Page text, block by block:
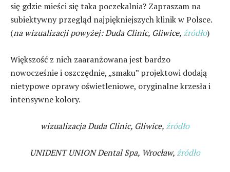
się gdzie mieści się taka poczekalnia? Zapraszam na
subiektywny przegląd najpiękniejszych klinik w Polsce.
(na wizualizacji powyżej: Duda Clinic, Gliwice, źródło)
Większość z nich zaaranżowana jest bardzo
nowocześnie i oszczędnie, „smaku” projektowi dodają
nietypowe oprawy oświetleniowe, oryginalne krzesła i
intensywne kolory.
wizualizacja Duda Clinic, Gliwice, źródło
UNIDENT UNION Dental Spa, Wrocław, źródło